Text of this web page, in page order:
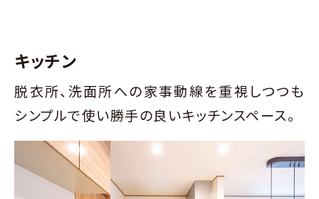
キッチン
脱衣所、洗面所への家事動線を重視しつつも
シンプルで使い勝手の良いキッチンスペース。